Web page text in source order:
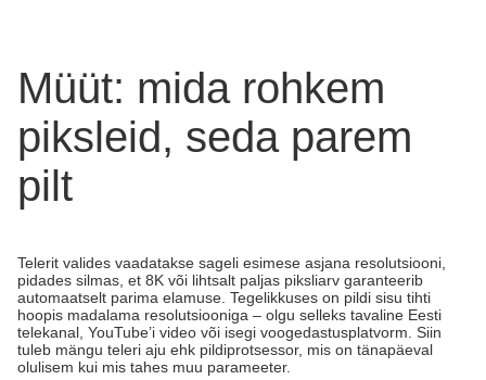
Müüt: mida rohkem
piksleid, seda parem
pilt
Telerit valides vaadatakse sageli esimese asjana resolutsiooni,
pidades silmas, et 8K või lihtsalt paljas piksliarv garanteerib
automaatselt parima elamuse. Tegelikkuses on pildi sisu tihti
hoopis madalama resolutsiooniga – olgu selleks tavaline Eesti
telekanal, YouTube’i video või isegi voogedastusplatvorm. Siin
tuleb mängu teleri aju ehk pildiprotsessor, mis on tänapäeval
olulisem kui mis tahes muu parameeter.